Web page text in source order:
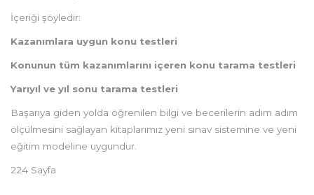
İçeriği şöyledir:
Kazanımlara uygun konu testleri
Konunun tüm kazanımlarını içeren konu tarama testleri
Yarıyıl ve yıl sonu tarama testleri
Başarıya giden yolda öğrenilen bilgi ve becerilerin adım adım
ölçülmesini sağlayan kitaplarımız yeni sınav sistemine ve yeni
eğitim modeline uygundur.
224 Sayfa